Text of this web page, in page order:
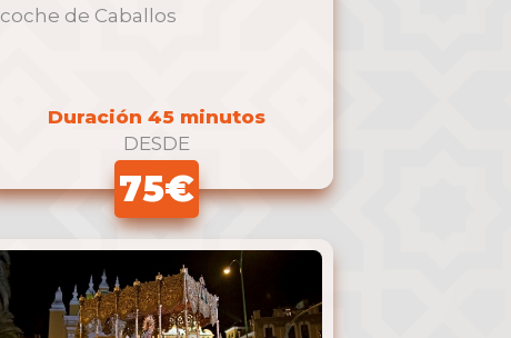
coche de Caballos
Duración 45 minutos
DESDE
75€